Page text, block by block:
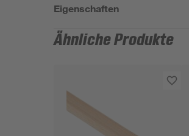
Eigenschaften
Ähnliche Produkte